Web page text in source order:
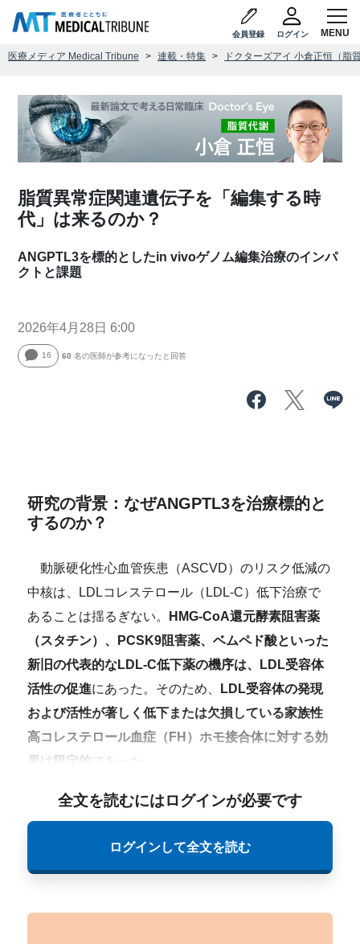
会員登録 ログイン
医療メディア Medical Tribune 連載・特集 ドクターズアイ 小倉正恒（脂
脂質異常症関連遺伝子を「編集する時
代」は来るのか？
ANGPTL3を標的としたin vivoゲノム編集治療のインパ
クトと課題
2026年4月28日 6:00
16 60 名の医師が参考になったと回答
研究の背景：なぜANGPTL3を治療標的と
するのか？
動脈硬化性心血管疾患（ASCVD）のリスク低減の
中核は、LDLコレステロール（LDL-C）低下治療で
あることは揺るぎない。
HMG-CoA還元酵素阻害薬
（スタチン）、PCSK9阻害薬、ベムペド酸といった
新旧の代表的なLDL-C低下薬の機序は、LDL受容体
活性の促進にあった。そのため、
LDL受容体の発現
および活性が著しく低下または欠損している家族性
高コレステロール血症（FH）ホモ接合体に対する効
果は限定的 であった。
全文を読むにはログインが必要です
ログインして全文を読む